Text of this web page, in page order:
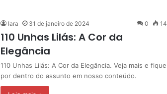
Iara 31 de janeiro de 2024 0 14
110 Unhas Lilás: A Cor da
Elegância
110 Unhas Lilás: A Cor da Elegância. Veja mais e fique
por dentro do assunto em nosso conteúdo.